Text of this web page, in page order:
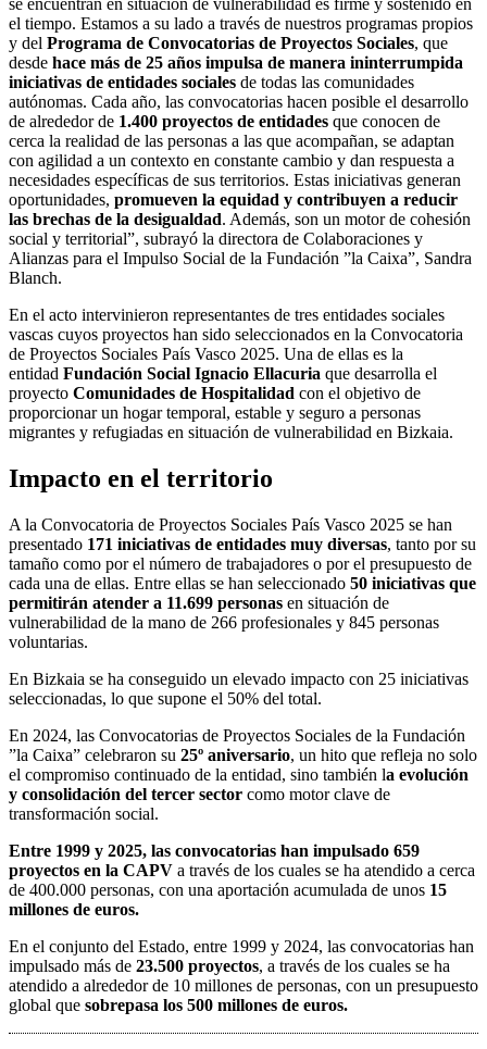
el tiempo. Estamos a su lado a través de nuestros programas propios
y del Programa de Convocatorias de Proyectos Sociales, que
desde hace más de 25 años impulsa de manera ininterrumpida
iniciativas de entidades sociales de todas las comunidades
autónomas. Cada año, las convocatorias hacen posible el desarrollo
de alrededor de 1.400 proyectos de entidades que conocen de
cerca la realidad de las personas a las que acompañan, se adaptan
con agilidad a un contexto en constante cambio y dan respuesta a
necesidades específicas de sus territorios. Estas iniciativas generan
oportunidades, promueven la equidad y contribuyen a reducir
las brechas de la desigualdad. Además, son un motor de cohesión
social y territorial”, subrayó la directora de Colaboraciones y
Alianzas para el Impulso Social de la Fundación ”la Caixa”, Sandra
Blanch.
En el acto intervinieron representantes de tres entidades sociales
vascas cuyos proyectos han sido seleccionados en la Convocatoria
de Proyectos Sociales País Vasco 2025. Una de ellas es la
entidad Fundación Social Ignacio Ellacuria que desarrolla el
proyecto Comunidades de Hospitalidad con el objetivo de
proporcionar un hogar temporal, estable y seguro a personas
migrantes y refugiadas en situación de vulnerabilidad en Bizkaia.
Impacto en el territorio
A la Convocatoria de Proyectos Sociales País Vasco 2025 se han
presentado 171 iniciativas de entidades muy diversas, tanto por su
tamaño como por el número de trabajadores o por el presupuesto de
cada una de ellas. Entre ellas se han seleccionado 50 iniciativas que
permitirán atender a 11.699 personas en situación de
vulnerabilidad de la mano de 266 profesionales y 845 personas
voluntarias.
En Bizkaia se ha conseguido un elevado impacto con 25 iniciativas
seleccionadas, lo que supone el 50% del total.
En 2024, las Convocatorias de Proyectos Sociales de la Fundación
”la Caixa” celebraron su 25º aniversario, un hito que refleja no solo
el compromiso continuado de la entidad, sino también la evolución
y consolidación del tercer sector como motor clave de
transformación social.
Entre 1999 y 2025, las convocatorias han impulsado 659
proyectos en la CAPV a través de los cuales se ha atendido a cerca
de 400.000 personas, con una aportación acumulada de unos 15
millones de euros.
En el conjunto del Estado, entre 1999 y 2024, las convocatorias han
impulsado más de 23.500 proyectos, a través de los cuales se ha
atendido a alrededor de 10 millones de personas, con un presupuesto
global que sobrepasa los 500 millones de euros.